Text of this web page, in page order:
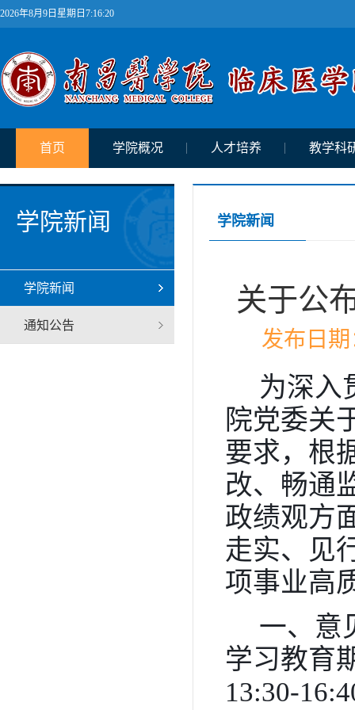
2026年8月9日星期日7:16:21
首页 学院概况 人才培养 教学科
学院新闻
学院新闻
通知公告
学院新闻
关于公
发布日
为深入
院党委关
要求，根
改、畅通
政绩观方
走实、见
项事业高
一、 意
学习教育
13:30-16:4